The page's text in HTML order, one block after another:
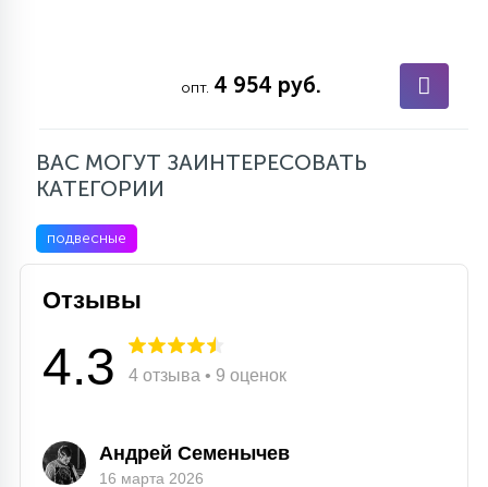
опт. 4 954 руб.
ВАС МОГУТ ЗАИНТЕРЕСОВАТЬ
КАТЕГОРИИ
подвесные
Отзывы
4.3 4 отзыва • 9 оценок
Андрей Семенычев
16 марта 2026